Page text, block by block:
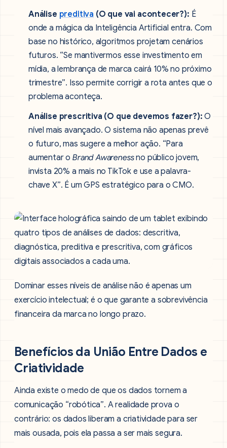
Análise preditiva (O que vai acontecer?): É
onde a mágica da Inteligência Artificial entra. Com
base no histórico, algoritmos projetam cenários
futuros. “Se mantivermos esse investimento em
mídia, a lembrança de marca cairá 10% no próximo
trimestre”. Isso permite corrigir a rota antes que o
problema aconteça.
Análise prescritiva (O que devemos fazer?): O
nível mais avançado. O sistema não apenas prevê
o futuro, mas sugere a melhor ação. “Para
aumentar oBrand Awarenessno público jovem,
invista 20% a mais no TikTok e use a palavra-
chave X”. É um GPS estratégico para o CMO.
Dominar esses níveis de análise não é apenas um
exercício intelectual; é o que garante a sobrevivência
financeira da marca no longo prazo.
Benefícios da União Entre Dados e
Criatividade
Ainda existe o medo de que os dados tornem a
comunicação “robótica”. A realidade prova o
contrário: os dados liberam a criatividade para ser
mais ousada, pois ela passa a ser mais segura.